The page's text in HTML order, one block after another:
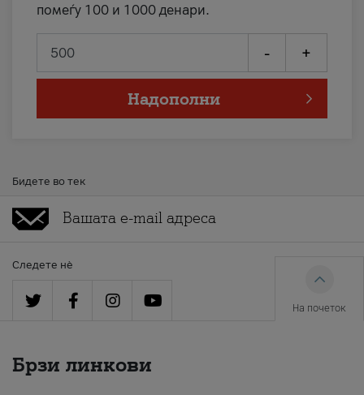
помеѓу 100 и 1000 денари.
- +
Надополни
Бидете во тек
Следете нè
На почеток
Брзи линкови